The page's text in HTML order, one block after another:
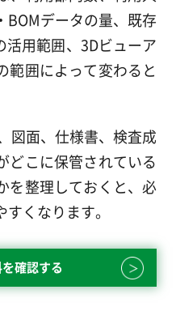
BOMデータの量、既存
活用範囲、3Dビューア
範囲によって変わると
図面、仕様書、検査成
どこに保管されている
を整理しておくと、必
くなります。
確認する